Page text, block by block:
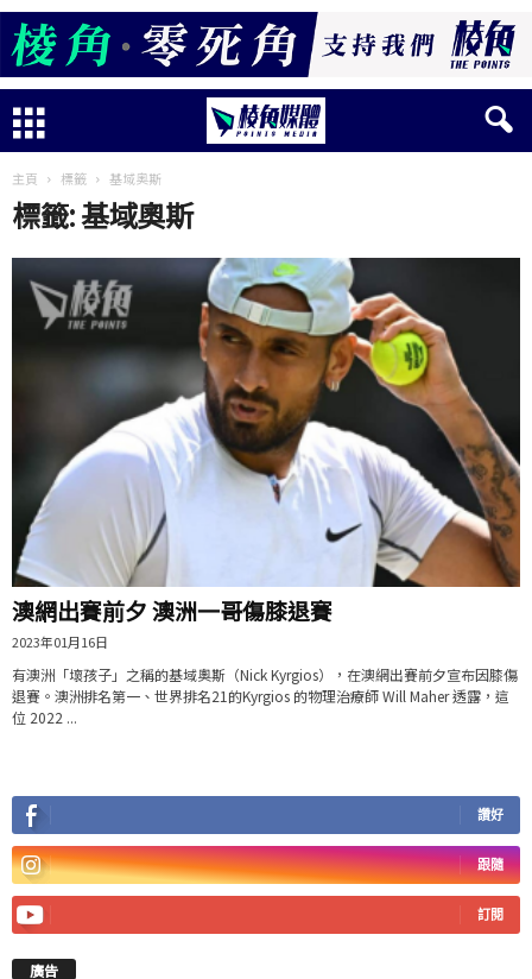
主頁 標籤 基域奧斯
標籤: 基域奧斯
澳網出賽前夕 澳洲一哥傷膝退賽
2023年01月16日
有澳洲「壞孩子」之稱的基域奧斯（Nick Kyrgios），在澳網出賽前夕宣布因膝傷
退賽。澳洲排名第一、世界排名21的Kyrgios 的物理治療師 Will Maher 透露，這
位 2022 ...
讚好
跟隨
訂閱
廣告